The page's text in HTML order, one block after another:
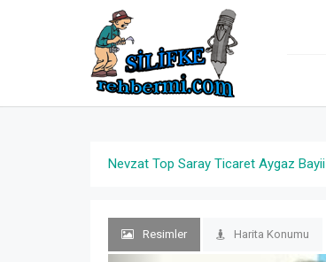
Nevzat Top Saray Ticaret Aygaz Bayii
Resimler Harita Konumu